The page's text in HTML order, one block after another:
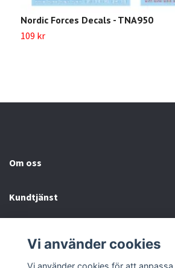
Nordic Forces Decals - TNA950
109 kr
Om oss
Kundtjänst
Vi använder cookies
Vi använder cookies för att